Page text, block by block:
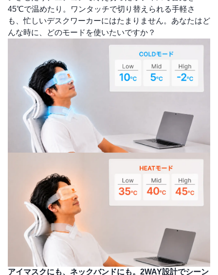
45℃で温めたり。ワンタッチで切り替えられる手軽さ
も、忙しいデスクワーカーにはたまりません。あなたはど
んな時に、どのモードを使いたいですか？
アイマスクにも、ネックバンドにも。2WAY設計でシーン